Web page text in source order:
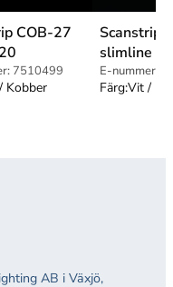
COB-27
7510499
Kobber
Scanstrip
slimline
E-nummer:
Färg:Vit /
AB i Växjö,